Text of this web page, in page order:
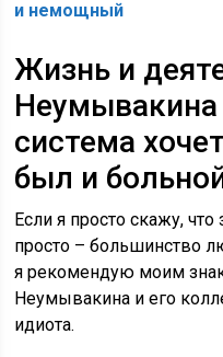
и немощный
Жизнь и
Неумывакина
система
был и
Если я просто скажу,
просто – большинство
я рекомендую моим
Неумывакина и его
идиота.